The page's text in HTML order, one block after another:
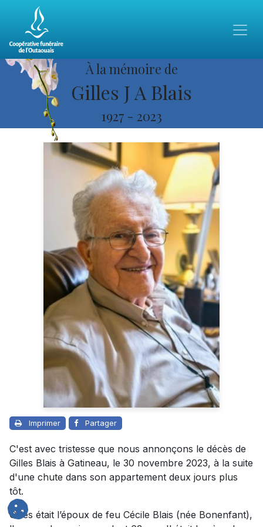
À la mémoire de
Gilles J A Blais
1927 - 2023
Imprimer Partager
C'est avec tristesse que nous annonçons le décès de
Gilles Blais à Gatineau, le 30 novembre 2023, à la suite
d'une chute dans son appartement deux jours plus
tôt.
Gilles était l’époux de feu Cécile Blais (née Bonenfant),